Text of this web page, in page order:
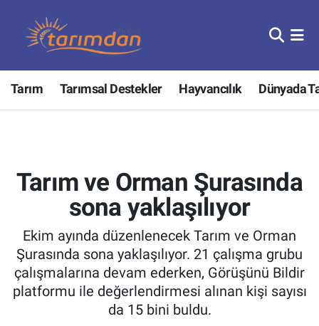
Tarım Tarımsal Destekler Hayvancılık Dünyada
Tarım ve Orman Şurasında
sona yaklaşılıyor
Ekim ayında düzenlenecek Tarım ve Orman
Şurasında sona yaklaşılıyor. 21 çalışma grubu
çalışmalarına devam ederken, Görüşünü Bildir
platformu ile değerlendirmesi alınan kişi sayısı
da 15 bini buldu.
Tarım
Hayvancılık
Tarımsal Destekler
Tarım Bakanlığı
TZOB
Tarım Kredi Kooperatifleri
Nöbetçi Eczaneler
Hava Durumu
Tüm Manşetler
Son Dakika Haberleri
Haber Arşivi